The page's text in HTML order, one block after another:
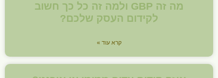
מה זה GBP ולמה זה כל כך חשוב
לקידום העסק שלכם?
קרא עוד »